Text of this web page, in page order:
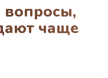
чаще